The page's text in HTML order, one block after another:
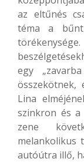
az eltűnés
téma a
egy
Lina
szinkron és a
zene
melankolikus
autóútra illő,